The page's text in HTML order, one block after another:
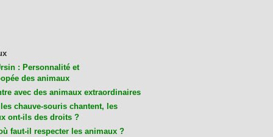
: Personnalité et
des animaux
avec des animaux extraordinaires
chauve-souris chantent, les
ont-ils des droits ?
faut-il respecter les animaux ?